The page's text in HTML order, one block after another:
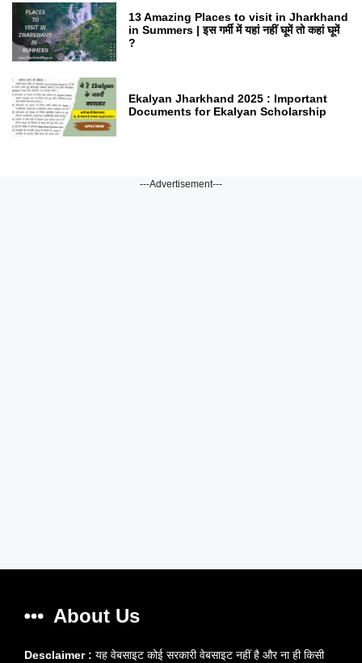
13 Amazing Places to visit in Jharkhand
in Summers | इस गर्मी में यहां नहीं घूमें तो कहां घूमें
?
Ekalyan Jharkhand 2025 : Important
Documents for Ekalyan Scholarship
---Advertisement---
About Us
Desclaimer : यह वेबसाइट कोई सरकारी वेबसाइट नहीं है और ना ही किसी